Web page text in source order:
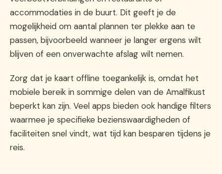
accommodaties in de buurt. Dit geeft je de
mogelijkheid om aantal plannen ter plekke aan te
passen, bijvoorbeeld wanneer je langer ergens wilt
blijven of een onverwachte afslag wilt nemen.
Zorg dat je kaart offline toegankelijk is, omdat het
mobiele bereik in sommige delen van de Amalfikust
beperkt kan zijn. Veel apps bieden ook handige filters
waarmee je specifieke bezienswaardigheden of
faciliteiten snel vindt, wat tijd kan besparen tijdens je
reis.